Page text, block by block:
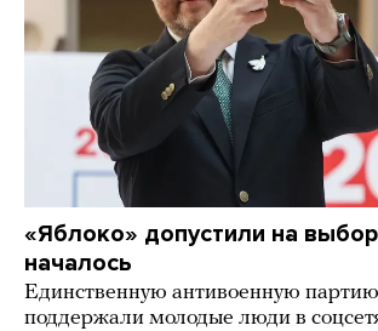
«Яблоко» допустили на
началось
Единственную антивоенную
поддержали молодые люди в